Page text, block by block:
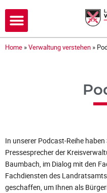
Home »Verwaltung verstehen »
In unserer Podcast-Reihe
Pressesprecher der
Baumbach, im Dialog mit den
Fachdiensten des
geschaffen, um Ihnen als